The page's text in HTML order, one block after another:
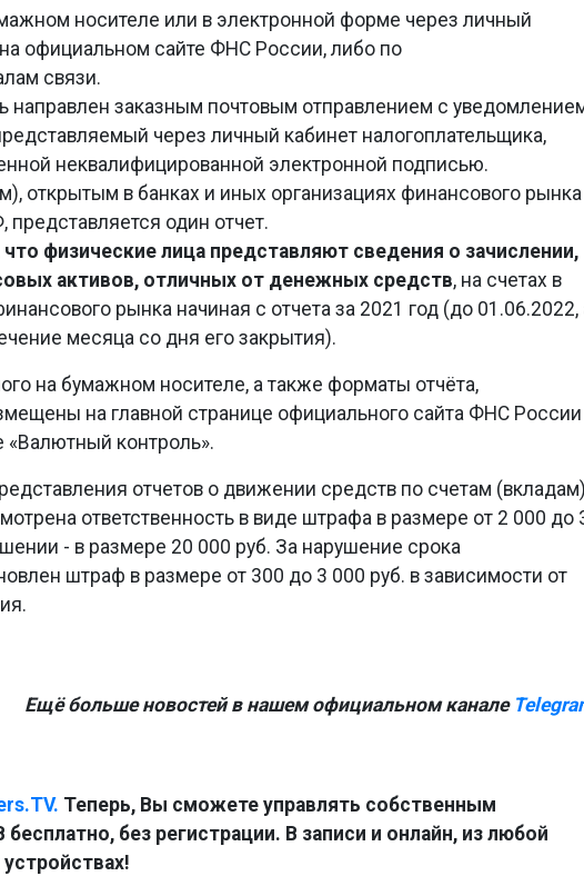
носителе или в электронной форме через личный
официальном сайте ФНС России, либо по
связи.
заказным почтовым отправлением с
через личный кабинет налогоплательщика,
неквалифицированной электронной подписью.
в банках и иных организациях финансового рынка
один отчет.
физические лица представляют сведения о зачислении,
активов, отличных от денежных средств, на счетах в
рынка начиная с отчета за 2021 год (до 01.06.2022,
месяца со дня его закрытия).
на бумажном носителе, а также форматы отчёта,
на главной странице официального сайта ФНС России
«Валютный контроль».
отчетов о движении средств по счетам (вкладам)
ответственность в виде штрафа в размере от 2 000 до
- в размере 20 000 руб. За нарушение срока
штраф в размере от 300 до 3 000 руб. в зависимости от
Ещё больше новостей в нашем официальном канале
Теперь, Вы сможете управлять собственным
без регистрации. В записи и онлайн, из любой